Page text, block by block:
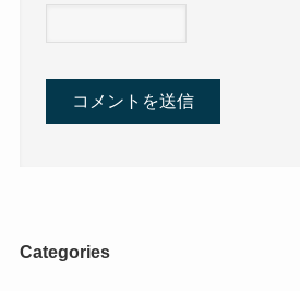
Categories